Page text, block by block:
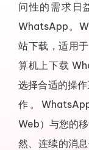
问性的需求日
WhatsApp。
站下载，适用
算机上下载
选择合适的操
作。
Web）与您的
然、连续的消